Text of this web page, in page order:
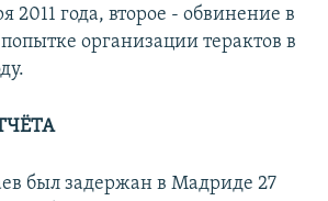
2011 года, второе - обвинение в
организации терактов в
был задержан в Мадриде 27